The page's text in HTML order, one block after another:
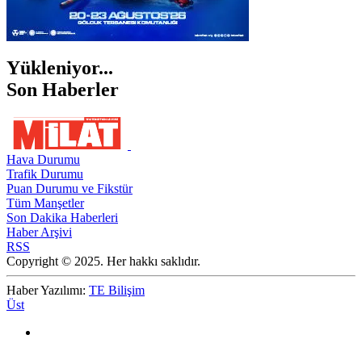
Yükleniyor...
Son Haberler
Hava Durumu
Trafik Durumu
Puan Durumu ve Fikstür
Tüm Manşetler
Son Dakika Haberleri
Haber Arşivi
RSS
Copyright © 2025. Her hakkı saklıdır.
Haber Yazılımı: TE Bilişim
Üst